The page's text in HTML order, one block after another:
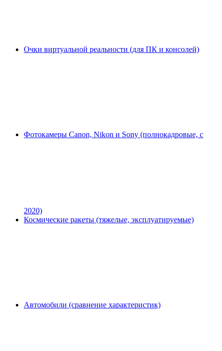
Очки виртуальной реальности (для ПК и консолей)
Фотокамеры Canon, Nikon и Sony (полнокадровые, с
2020)
Космические ракеты (тяжелые, эксплуатируемые)
Автомобили (сравнение характеристик)